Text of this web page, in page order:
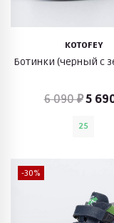
KOTOFEY
Ботинки (черный с
6 090 ₽5
25
-30%